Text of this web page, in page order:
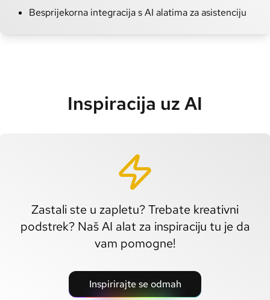
Besprijekorna integracija s AI alatima za asistenciju
Inspiracija uz AI
Zastali ste u zapletu? Trebate kreativni
podstrek? Naš AI alat za inspiraciju tu je da
vam pomogne!
Inspirirajte se odmah